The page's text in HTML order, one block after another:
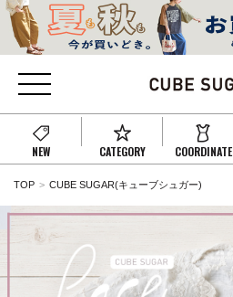
NEW CATEGORY COORDINATE
TOP CUBE SUGAR(キューブシュガー)